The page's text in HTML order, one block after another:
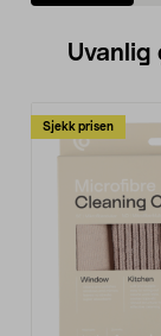
Uvanlig
Sjekk prisen